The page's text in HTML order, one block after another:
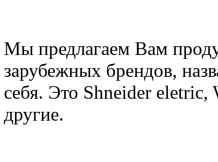
Мы предлагаем Вам
зарубежных брендов,
себя. Это Shneider
другие.